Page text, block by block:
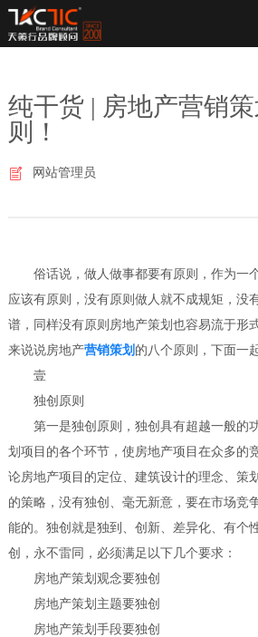
纯干货 | 房地产营销
则！
网站管理员
俗话说，做人做事都要有原则，作为一
应该有原则，没有原则做人就不成规矩，没
谱，同样没有原则房地产策划也容易流于形
来说说房地产营销策划 的八个原则，下面一
壹
独创原则
第一是独创原则，独创具有超越一般的
划项目的各个环节，使房地产项目在众多的
论房地产项目的定位、建筑设计的理念、策
的策略，没有独创、毫无新意，要在市场竞
能的。独创就是独到、创新、差异化、有个
创，永不雷同，必须满足以下几个要求：
房地产策划观念要独创
房地产策划主题要独创
房地产策划手段要独创